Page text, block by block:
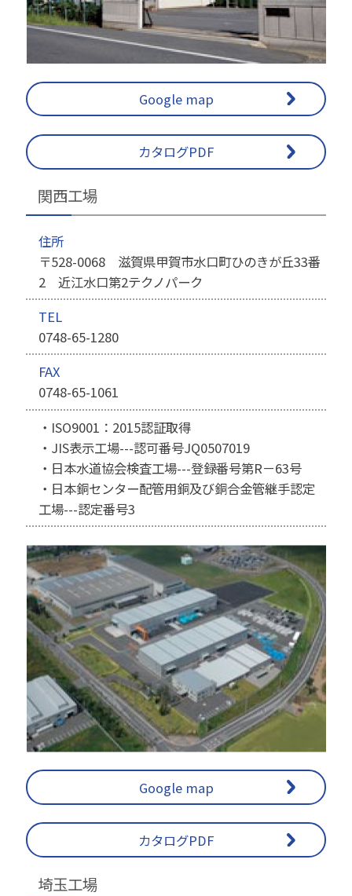
Google map
カタログPDF
関西工場
Google map
カタログPDF
住所
〒528-0068 滋賀県甲賀市水口町ひのきが丘33番
2 近江水口第2テクノパーク
TEL
0748-65-1280
FAX
0748-65-1061
・ISO9001：2015認証取得
・JIS表示工場---認可番号JQ0507019
・日本水道協会検査工場---登録番号第R－63号
・日本銅センター配管用銅及び銅合金管継手認定
工場---認定番号3
埼玉工場